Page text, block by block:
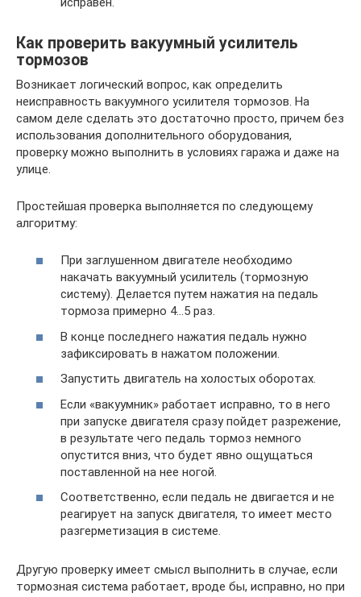
Как проверить вакуумный усилитель
тормозов
Возникает логический вопрос, как определить
неисправность вакуумного усилителя тормозов. На
самом деле сделать это достаточно просто, причем без
использования дополнительного оборудования,
проверку можно выполнить в условиях гаража и даже на
улице.
Простейшая проверка выполняется по следующему
алгоритму:
При заглушенном двигателе необходимо
накачать вакуумный усилитель (тормозную
систему). Делается путем нажатия на педаль
тормоза примерно 4…5 раз.
В конце последнего нажатия педаль нужно
зафиксировать в нажатом положении.
Запустить двигатель на холостых оборотах.
Если «вакуумник» работает исправно, то в него
при запуске двигателя сразу пойдет разрежение,
в результате чего педаль тормоз немного
опустится вниз, что будет явно ощущаться
поставленной на нее ногой.
Соответственно, если педаль не двигается и не
реагирует на запуск двигателя, то имеет место
разгерметизация в системе.
Другую проверку имеет смысл выполнить в случае, если
тормозная система работает, вроде бы, исправно, но при